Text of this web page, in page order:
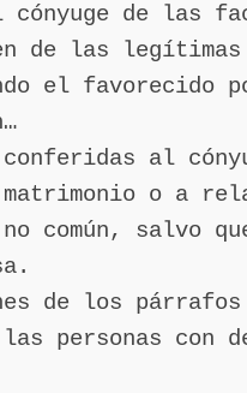
de las
de las
el favorecido
al
o a
común, salvo
de los
personas con